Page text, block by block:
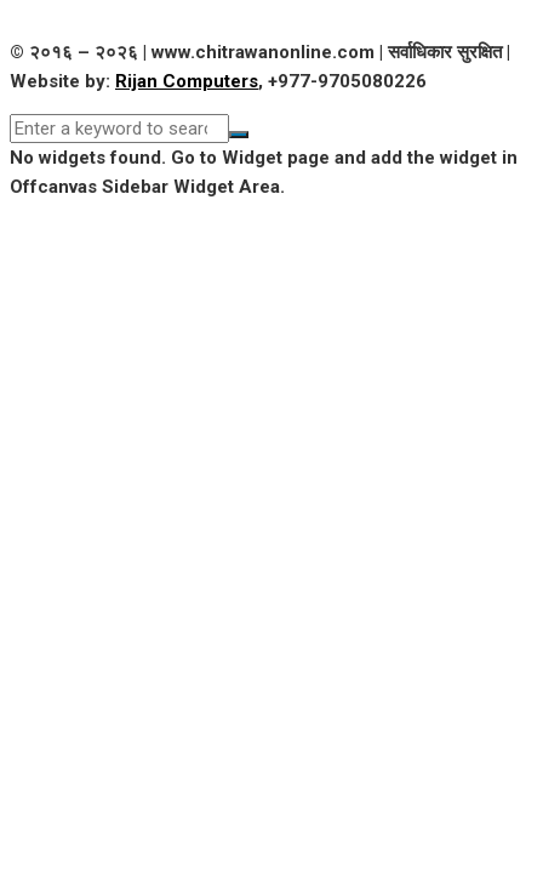
© २०१६ – २०२६ | www.chitrawanonline.com | सर्वाधिकार सुरक्षित |
Website by: Rijan Computers, +977-9705080226
No widgets found. Go to Widget page and add the widget in
Offcanvas Sidebar Widget Area.